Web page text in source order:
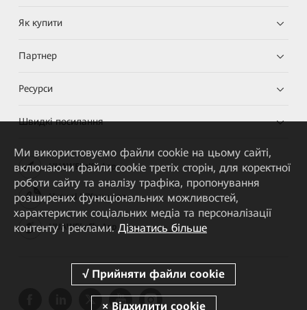
Як купити
Партнер
Ресурси
Швидкі посилання
HUAWEI eKit App
Huawei HiKnow App
HUAWEI eFly App
Ми використовуємо файли cookie на цьому сайті,
включаючи файли cookie третіх сторін, для коректної
роботи сайту та аналізу трафіка, пропонування
розширених функціональних можливостей,
характеристик соціальних медіа та персоналізації
контенту і реклами. Дізнатись більше